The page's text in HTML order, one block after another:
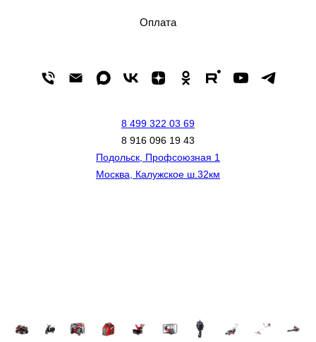
Оплата
8 499 322 03 69
8 916 096 19 43
Подольск, Профсоюзная 1
Москва, Калужское ш.32км